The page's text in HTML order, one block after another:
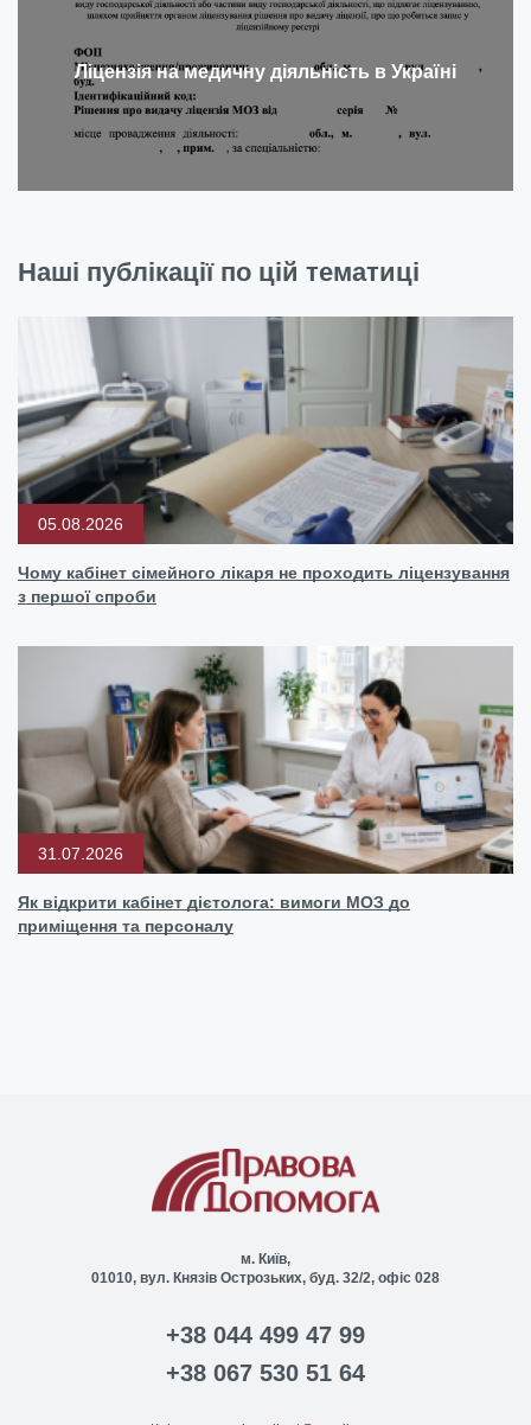
Ліцензія на медичну діяльність в Україні
Наші публікації по цій тематиці
05.08.2026
Чому кабінет сімейного лікаря не проходить ліцензування
з першої спроби
31.07.2026
Як відкрити кабінет дієтолога: вимоги МОЗ до
приміщення та персоналу
м. Київ,
01010, вул. Князів Острозьких, буд. 32/2, офіс 028
+38 044 499 47 99
+38 067 530 51 64